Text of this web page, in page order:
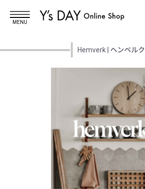
MENU
Hemverk | ヘンベルク